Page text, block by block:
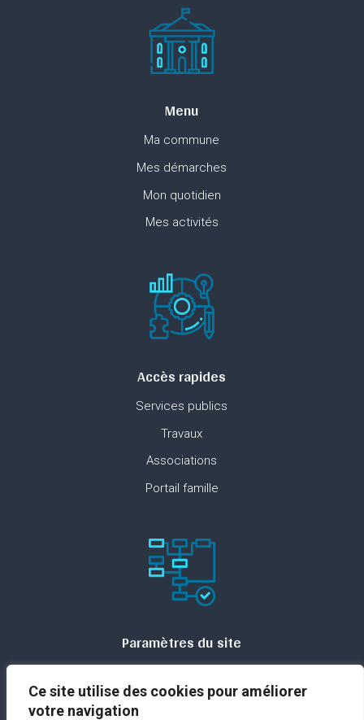
Ce site utilise des cookies pour améliorer
votre navigation
Menu
Ma commune
Mes démarches
Mon quotidien
Mes activités
Accès rapides
Services publics
Travaux
Associations
Portail famille
Paramètres du site
Contact